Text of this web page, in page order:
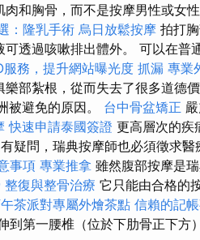
和胸骨，而不是按摩男性或女
：隆乳手術 烏日放鬆按摩 拍打
透過咳嗽排出體外。 可以在普
服務，提升網站曝光度 抓漏 專業
部紮根，從而失去了很多道德價
被避免的原因。 台中骨盆矯正
快速申請泰國簽證 更高層次的疾
疑問，瑞典按摩師也必須徵求
事項 專業推拿 雖然腹部按摩是
整復與整骨治療 它只能由合格的
茶派對專屬外燴茶點 信賴的記
到第一腰椎（位於下肋骨正下方